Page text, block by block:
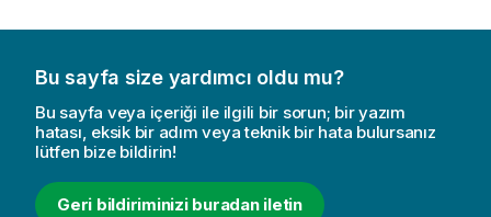
Bu sayfa size yardımcı oldu mu?
Bu sayfa veya içeriği ile ilgili bir sorun; bir yazım
hatası, eksik bir adım veya teknik bir hata bulursanız
lütfen bize bildirin!
Geri bildiriminizi buradan iletin